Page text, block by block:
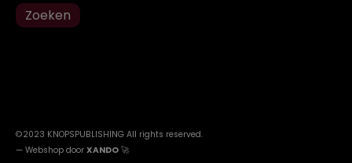
Zoeken
©2023 KNOPSPUBLISHING All rights reserved.
— Webshop door XANDO 🚀